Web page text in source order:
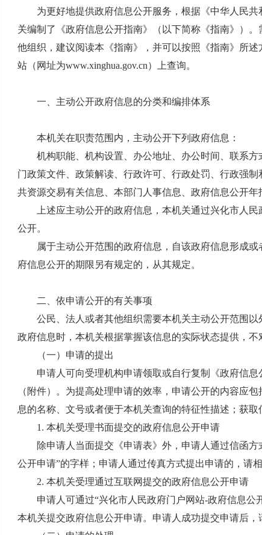
为更好地提供政府信息公开服务，根据《中华人民
关编制了《政府信息公开指南》（以下简称《指南》）
他组织，建议阅读本《指南》，并可以按照《指南》所
站（网址为www.xinghua.gov.cn）上查询。
一、主动公开政府信息的分类和编排体系
本机关在职责范围内，主动公开下列政府信息：
机构职能、机构设置、办公地址、办公时间、联系
门政策文件、政策解读、行政许可、行政处罚、行政强
共资源交易有关信息、本部门人事信息、政府信息公开年
上述应主动公开的政府信息，本机关通过兴化市人
公开。
属于主动公开范围的政府信息，自该政府信息形成
府信息公开的期限另有规定的，从其规定。
二、依申请公开的有关事项
公民、法人或者其他组织需要本机关主动公开范围
政府信息时，本机关根据掌握该信息的实际状态提供，
（一）申请的提出
申请人可向受理机构申请领取或自行复制《政府信
（附件）。为提高处理申请的效率，申请公开的内容应
息的名称、文号或者便于本机关查询的特征性描述；获取
1. 本机关受理书面提交的政府信息公开申请
除申请人当面提交《申请表》外，申请人通过信函
公开申请”的字样；申请人通过传真方式提出申请的，请
2. 本机关受理通过互联网提交的政府信息公开申请
申请人可通过“兴化市人民政府门户网站-政府信息
本机关提交政府信息公开申请。申请人成功提交申请后